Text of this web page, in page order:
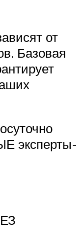
от
Базовая
эксперты-